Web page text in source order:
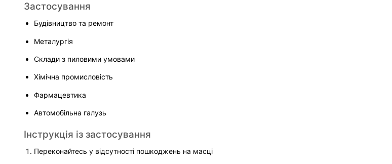
Застосування
Будівництво та ремонт
Металургія
Склади з пиловими умовами
Хімічна промисловість
Фармацевтика
Автомобільна галузь
Інструкція із застосування
Переконайтесь у відсутності пошкоджень на масці